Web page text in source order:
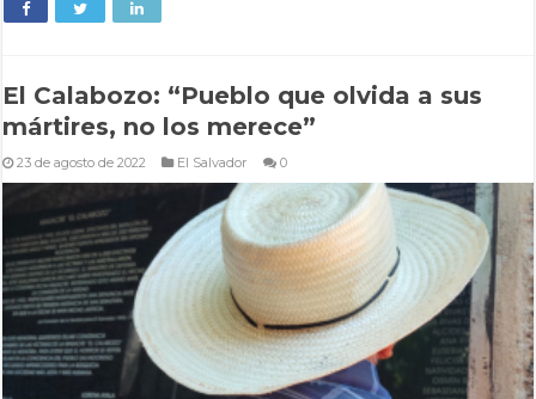
El Calabozo: “Pueblo que olvida a sus
mártires, no los merece”
23 de agosto de 2022 El Salvador 0